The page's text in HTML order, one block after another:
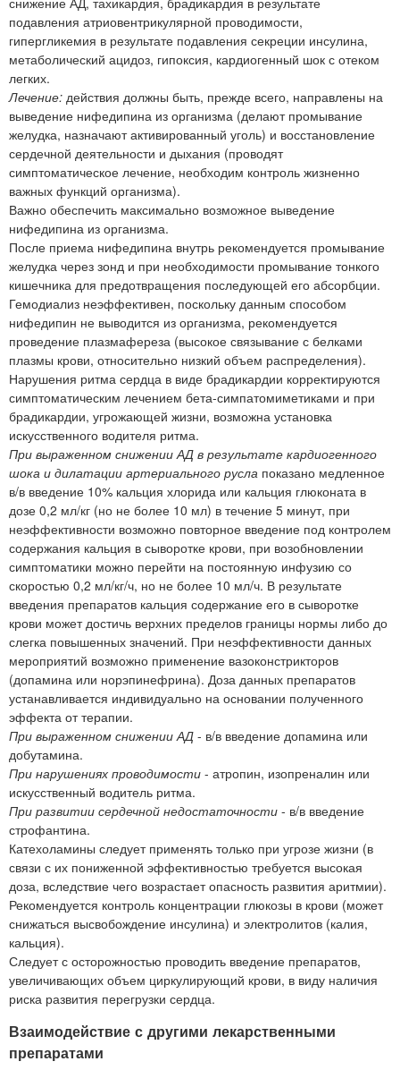
подавления атриовентрикулярной проводимости,
гипергликемия в результате подавления секреции инсулина,
метаболический ацидоз, гипоксия, кардиогенный шок с отеком
легких.
Лечение: действия должны быть, прежде всего, направлены на
выведение нифедипина из организма (делают промывание
желудка, назначают активированный уголь) и восстановление
сердечной деятельности и дыхания (проводят
симптоматическое лечение, необходим контроль жизненно
важных функций организма).
Важно обеспечить максимально возможное выведение
нифедипина из организма.
После приема нифедипина внутрь рекомендуется промывание
желудка через зонд и при необходимости промывание тонкого
кишечника для предотвращения последующей его абсорбции.
Гемодиализ неэффективен, поскольку данным способом
нифедипин не выводится из организма, рекомендуется
проведение плазмафереза (высокое связывание с белками
плазмы крови, относительно низкий объем распределения).
Нарушения ритма сердца в виде брадикардии корректируются
симптоматическим лечением бета-симпатомиметиками и при
брадикардии, угрожающей жизни, возможна установка
искусственного водителя ритма.
При выраженном снижении АД в результате кардиогенного
шока и дилатации артериального русла показано медленное
в/в введение 10% кальция хлорида или кальция глюконата в
дозе 0,2 мл/кг (но не более 10 мл) в течение 5 минут, при
неэффективности возможно повторное введение под контролем
содержания кальция в сыворотке крови, при возобновлении
симптоматики можно перейти на постоянную инфузию со
скоростью 0,2 мл/кг/ч, но не более 10 мл/ч. В результате
введения препаратов кальция содержание его в сыворотке
крови может достичь верхних пределов границы нормы либо до
слегка повышенных значений. При неэффективности данных
мероприятий возможно применение вазоконстрикторов
(допамина или норэпинефрина). Доза данных препаратов
устанавливается индивидуально на основании полученного
эффекта от терапии.
При выраженном снижении АД - в/в введение допамина или
добутамина.
При нарушениях проводимости - атропин, изопреналин или
искусственный водитель ритма.
При развитии сердечной недостаточности - в/в введение
строфантина.
Катехоламины следует применять только при угрозе жизни (в
связи с их пониженной эффективностью требуется высокая
доза, вследствие чего возрастает опасность развития аритмии).
Рекомендуется контроль концентрации глюкозы в крови (может
снижаться высвобождение инсулина) и электролитов (калия,
кальция).
Следует с осторожностью проводить введение препаратов,
увеличивающих объем циркулирующий крови, в виду наличия
риска развития перегрузки сердца.
Взаимодействие с другими лекарственными
препаратами